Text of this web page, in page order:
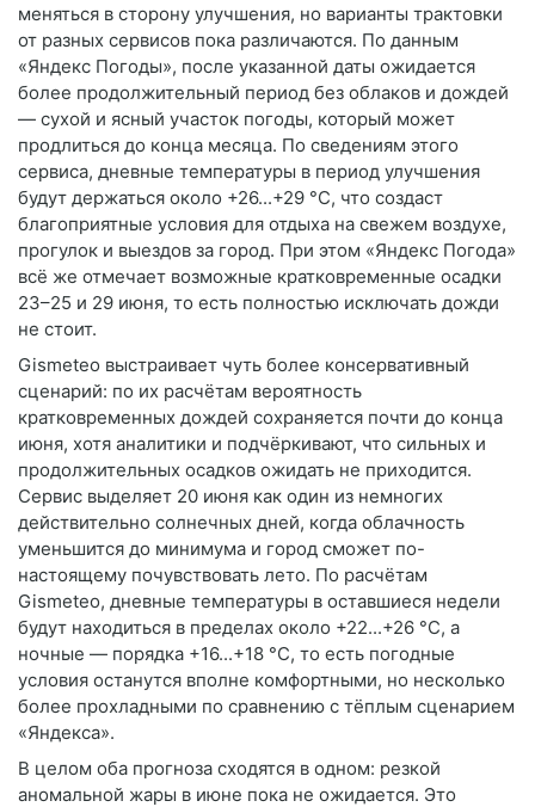
меняться в сторону улучшения, но варианты трактовки
от разных сервисов пока различаются. По данным
«Яндекс Погоды», после указанной даты ожидается
более продолжительный период без облаков и дождей
— сухой и ясный участок погоды, который может
продлиться до конца месяца. По сведениям этого
сервиса, дневные температуры в период улучшения
будут держаться около +26...+29 °C, что создаст
благоприятные условия для отдыха на свежем воздухе,
прогулок и выездов за город. При этом «Яндекс Погода»
всё же отмечает возможные кратковременные осадки
23–25 и 29 июня, то есть полностью исключать дожди
не стоит.
Gismeteo выстраивает чуть более консервативный
сценарий: по их расчётам вероятность
кратковременных дождей сохраняется почти до конца
июня, хотя аналитики и подчёркивают, что сильных и
продолжительных осадков ожидать не приходится.
Сервис выделяет 20 июня как один из немногих
действительно солнечных дней, когда облачность
уменьшится до минимума и город сможет по-
настоящему почувствовать лето. По расчётам
Gismeteo, дневные температуры в оставшиеся недели
будут находиться в пределах около +22...+26 °C, а
ночные — порядка +16...+18 °C, то есть погодные
условия останутся вполне комфортными, но несколько
более прохладными по сравнению с тёплым сценарием
«Яндекса».
В целом оба прогноза сходятся в одном: резкой
аномальной жары в июне пока не ожидается. Это